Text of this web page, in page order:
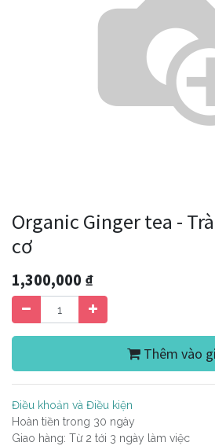
Organic Ginger tea -
cơ
1,300,000 ₫
Thêm vào
Điều khoản và Điều kiện
Hoàn tiền trong 30 ngày
Giao hàng: Từ 2 tới 3 ngày làm việc